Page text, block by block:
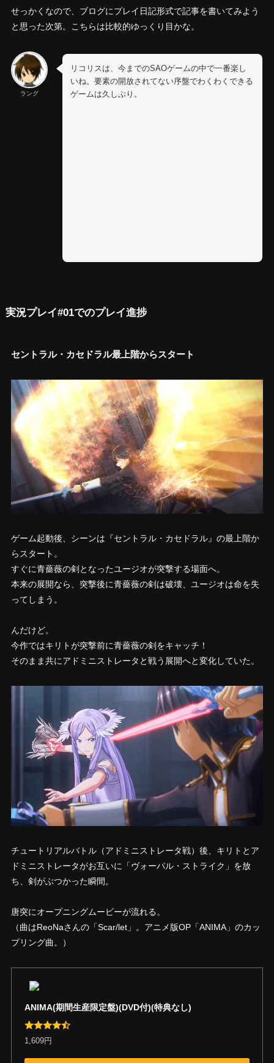
せっかくなので、ブログにプレイ日記形式で記事を書いてみよう
と思った次第。こちらは比較的ゆっくり目かな。
ラング
リコリスは、今までのSAOゲームの中で一番楽し
いね。要素の開放されてない序盤でわくわくできる
ゲームは久しぶり。
実況プレイ#01でのプレイ進捗
セントラル・カセドラル最上階からスタート
ゲーム起動後、シーンは『セントラル・カセドラル』の最上階か
らスタート。
すぐに青薔薇の剣となったユージオが突撃する場面へ。
本来の展開なら、突撃後に青薔薇の剣は破壊、ユージオは命を失
ってしまう。
んだけど。
今作ではキリトが突撃前に青薔薇の剣をキャッチ！
そのまま共にアドミニストレータと戦う展開へと変化していた。
チュートリアルバトル（アドミニストレータ戦）後、キリトとア
ドミニストレータがお互いに「ヴォーパル・ストライク」を放
ち、剣がぶつかった瞬間。
唐突にオープニングムービーが流れる。
（曲はReoNaさんの「Scar/let」。アニメ版OP「ANIMA」のカッ
プリング曲。）
ANIMA(期間生産限定盤)(DVD付)(特典なし)
1,609円